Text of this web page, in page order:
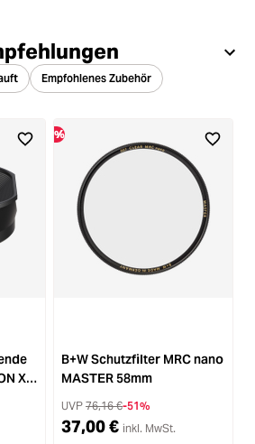
Empfohlenes Zubehör
XF
LM
%
B+W Schutzfilter MRC nano
MASTER 58mm
UVP 76,16 €-51%
37,00 € inkl. MwSt.